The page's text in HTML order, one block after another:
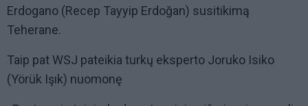
Erdogano (Recep Tayyip Erdoğan) susitikimą
Teherane.
Taip pat WSJ pateikia turkų eksperto Joruko Isiko
(Yörük Işık) nuomonę